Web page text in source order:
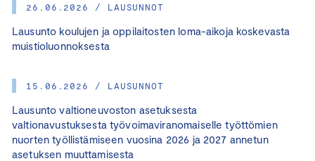
26.06.2026 / LAUSUNNOT
Lausunto koulujen ja oppilaitosten loma-aikoja koskevasta
muistioluonnoksesta
15.06.2026 / LAUSUNNOT
Lausunto valtioneuvoston asetuksesta
valtionavustuksesta työvoimaviranomaiselle työttömien
nuorten työllistämiseen vuosina 2026 ja 2027 annetun
asetuksen muuttamisesta